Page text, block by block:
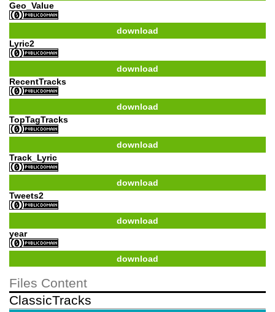
Geo_Value
download
Lyric2
download
RecentTracks
download
TopTagTracks
download
Track_Lyric
download
Tweets2
download
year
download
Files Content
ClassicTracks